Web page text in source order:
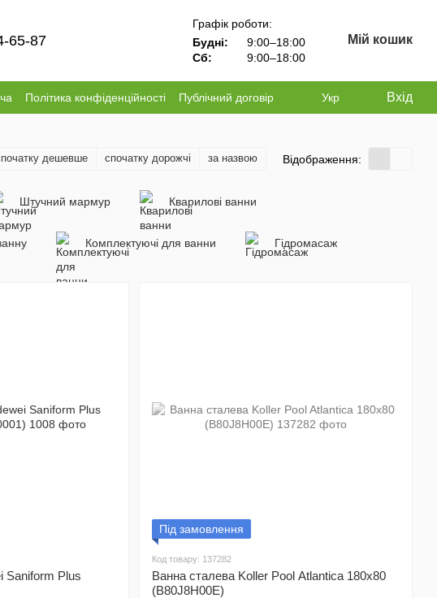
65-87
Графік роботи:
Будні:
9:00–18:00
Сб:
9:00–18:00
Мій кошик
Політика конфіденційності Публічний договір Укр Вхід
дешевше спочатку дорожчі за назвою Відображення:
Штучний мармур Кварилові ванни
Комплектуючі для ванни Гідромасаж
Saniform Plus
Під замовлення
Код товару: 137282
Ванна сталева Koller Pool Atlantica 180x80
(B80J8H00E)